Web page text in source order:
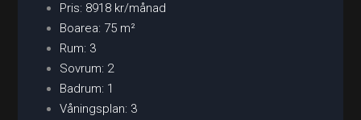
Pris: 8918 kr/månad
Boarea: 75 m²
Rum: 3
Sovrum: 2
Badrum: 1
Våningsplan: 3